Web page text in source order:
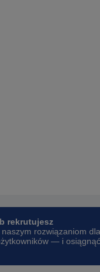
rekrutujesz
rozwiązaniom dla
— i osiągnąć